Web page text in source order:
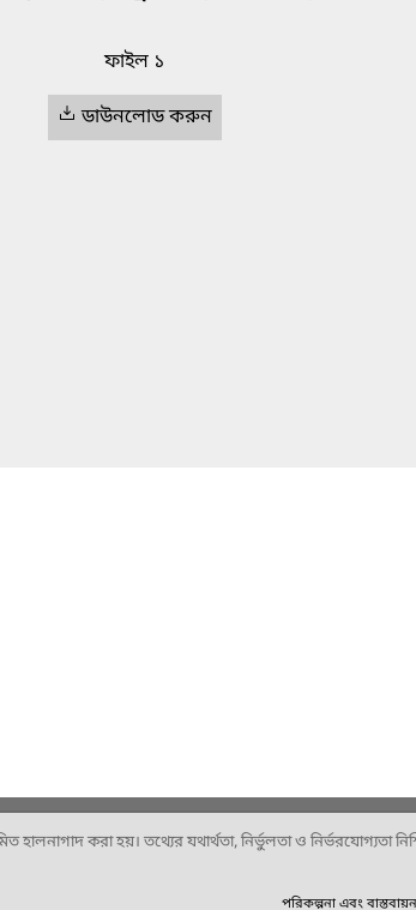
ফাইল ১
ডাউনলোড করুন
করা হয়। তথ্যের যথার্থতা, নির্ভুলতা ও নির্ভরযোগ্যতা
পরিকল্পনা এবং